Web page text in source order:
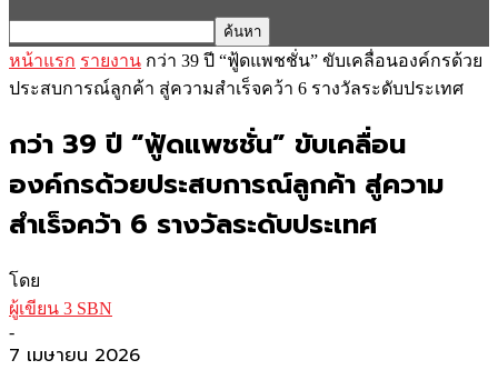
หน้าแรก รายงาน กว่า 39 ปี “ฟู้ดแพชชั่น” ขับเคลื่อนองค์กรด้วย
ประสบการณ์ลูกค้า สู่ความสำเร็จคว้า 6 รางวัลระดับประเทศ
กว่า 39 ปี “ฟู้ดแพชชั่น” ขับเคลื่อน
องค์กรด้วยประสบการณ์ลูกค้า สู่ความ
สำเร็จคว้า 6 รางวัลระดับประเทศ
โดย
ผู้เขียน 3 SBN
-
7 เมษายน 2026